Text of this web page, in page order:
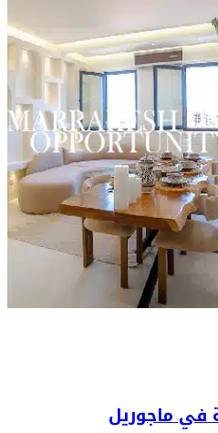
في ماجوريل